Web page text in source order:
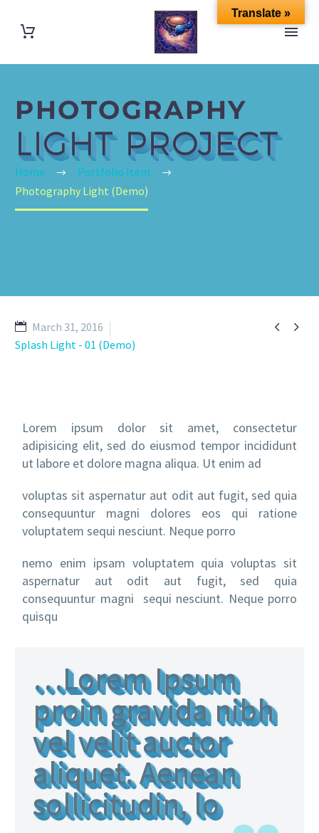
PHOTOGRAPHY
LIGHT PROJECT
Home
Portfolio Item
Photography Light (Demo)
 
March 31, 2016
Splash Light - 01 (Demo)
Lorem ipsum dolor sit amet, consectetur
adipisicing elit, sed do eiusmod tempor incididunt
ut labore et dolore magna aliqua. Ut enim ad
voluptas sit aspernatur aut odit aut fugit, sed quia
consequuntur magni dolores eos qui ratione
voluptatem sequi nesciunt. Neque porro
nemo enim ipsam voluptatem quia voluptas sit
aspernatur aut odit aut fugit, sed quia
consequuntur magni sequi nesciunt. Neque porro
quisqu
…Lorem Ipsum
proin gravida nibh
vel velit auctor
aliquet. Aenean
sollicitudin, lo
Translate »